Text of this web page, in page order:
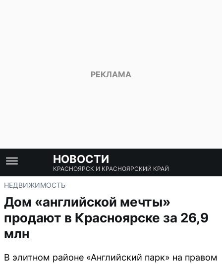
НОВОСТИ
КРАСНОЯРСК И КРАСНОЯРСКИЙ КРАЙ
НЕДВИЖИМОСТЬ
Дом «английской мечты»
продают в Красноярске за 26,9
млн
В элитном районе «Английский парк» на правом